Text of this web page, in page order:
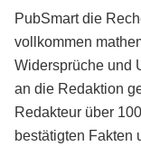
PubSmart die
vollkommen
Widersprüche und
an die Redaktion
Redakteur über
bestätigten Fakten